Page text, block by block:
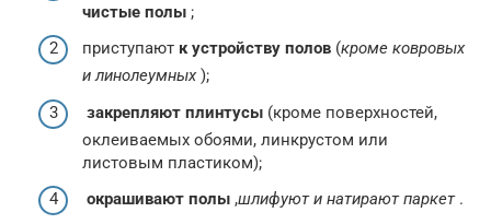
чистые полы ;
приступают к устройству полов (кроме ковровых
и линолеумных );
закрепляют плинтусы (кроме поверхностей,
оклеиваемых обоями, линкрустом или
листовым пластиком);
окрашивают полы ,шлифуют и натирают паркет.